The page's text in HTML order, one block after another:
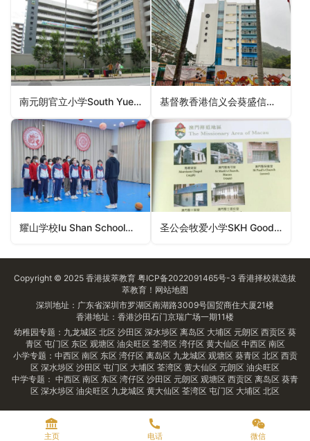
南元朗官立小学South Yuen Long Government Primary School（元朗区小学） 基督教香港信义会葵盛信义学校ELCHK Kwai Shing Lutheran Primary School（葵青区小学）
耀山学校Iu Shan School（九龙城区小学） 圣公会牧爱小学SKH Good Shepherd Primary School（九龙城区小学）
Copyright © 2025 香港拔萃教育 粤ICP备2022091465号-3 香港择校就选拔
萃教育！ 网站地图
深圳地址：广东省深圳市罗湖区南湖路3009号国贸商住大厦21楼
香港地址：香港沙田石门京瑞广场一期11楼
幼稚园专题： 九龙城区 北区 沙田区 深水埗区 离岛区 大埔区 元朗区 西贡区 葵
青区 屯门区 东区 观塘区 油尖旺区 荃湾区 湾仔区 黄大仙区 中西区 南区
小学专题： 中西区 南区 东区 湾仔区 离岛区 九龙城区 观塘区 葵青区 北区 西贡
区 深水埗区 沙田区 屯门区 大埔区 荃湾区 黄大仙区 元朗区 油尖旺区
中学专题： 中西区 南区 东区 湾仔区 沙田区 元朗区 观塘区 西贡区 离岛区 葵青
区 深水埗区 油尖旺区 九龙城区 黄大仙区 荃湾区 屯门区 大埔区 北区
主页 电话 微信